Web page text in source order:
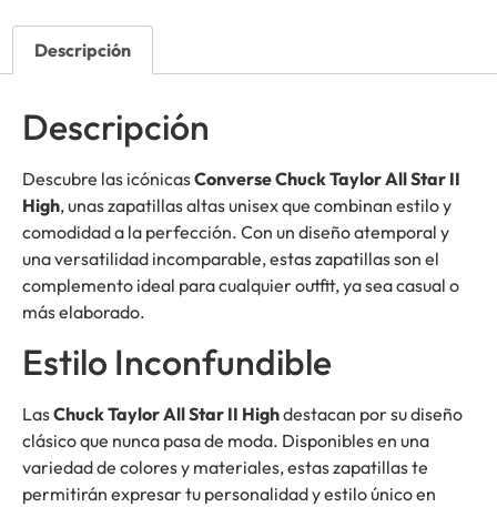
Descripción
Descripción
Descubre las icónicasConverse Chuck Taylor All Star II
High, unas zapatillas altas unisex que combinan estilo y
comodidad a la perfección. Con un diseño atemporal y
una versatilidad incomparable, estas zapatillas son el
complemento ideal para cualquier outfit, ya sea casual o
más elaborado.
Estilo Inconfundible
LasChuck Taylor All Star II Highdestacan por su diseño
clásico que nunca pasa de moda. Disponibles en una
variedad de colores y materiales, estas zapatillas te
permitirán expresar tu personalidad y estilo único en